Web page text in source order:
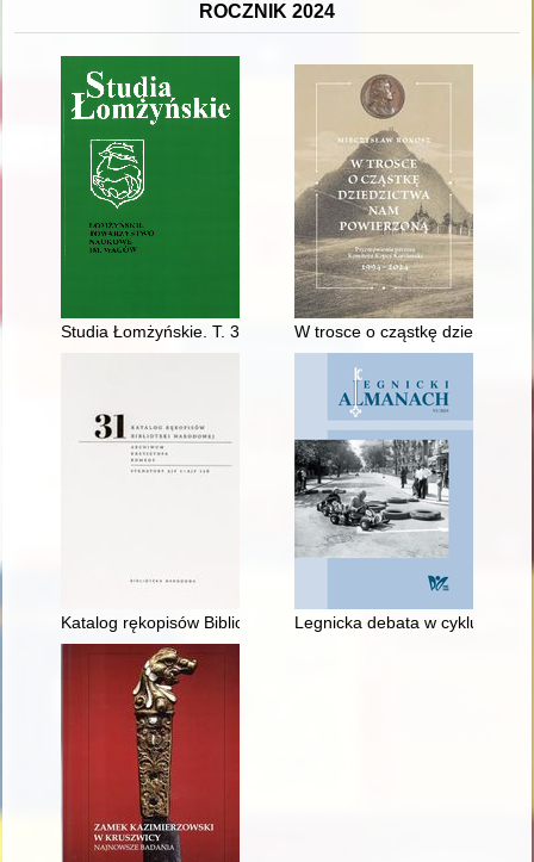
ROCZNIK 2024
Studia Łomżyńskie. T. 33 (2023)W trosce o cząstkę
Katalog rękopisów Biblioteki Narodowej. T. 31,
Legnicka debata w cyklu